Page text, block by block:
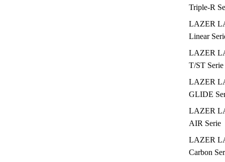
Triple-R
LAZER
Linear
LAZER
T/ST Serie
LAZER
GLIDE
LAZER
AIR Serie
LAZER
Carbon